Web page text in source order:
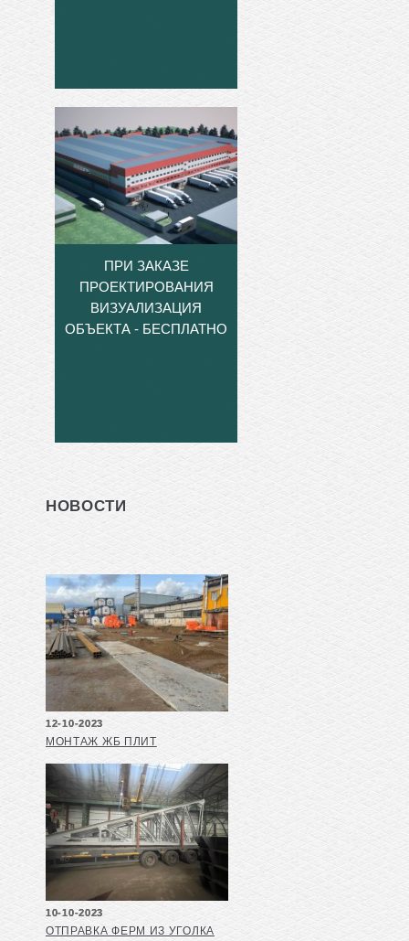
ПРИ ЗАКАЗЕ
ПРОЕКТИРОВАНИЯ
ВИЗУАЛИЗАЦИЯ
ОБЪЕКТА - БЕСПЛАТНО
НОВОСТИ
12-10-2023
МОНТАЖ ЖБ ПЛИТ
10-10-2023
ОТПРАВКА ФЕРМ ИЗ УГОЛКА